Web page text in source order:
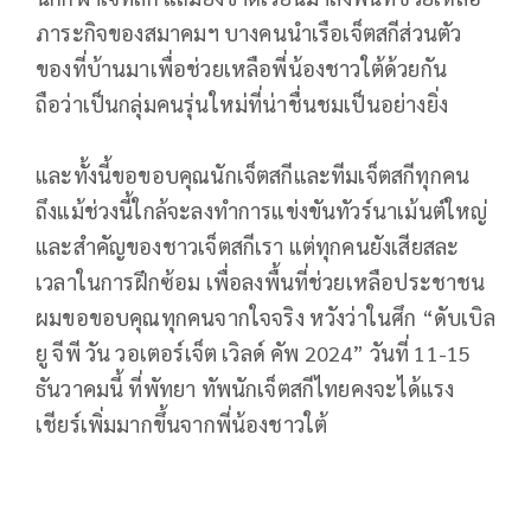
ภาระกิจของสมาคมฯ บางคนนำเรือเจ็ตสกีส่วนตัว
ของที่บ้านมาเพื่อช่วยเหลือพี่น้องชาวใต้ด้วยกัน
ถือว่าเป็นกลุ่มคนรุ่นใหม่ที่น่าชื่นชมเป็นอย่างยิ่ง
และทั้งนี้ขอขอบคุณนักเจ็ตสกีและทีมเจ็ตสกีทุกคน
ถึงแม้ช่วงนี้ใกล้จะลงทำการแข่งขันทัวร์นาเม้นต์ใหญ่
และสำคัญของชาวเจ็ตสกีเรา แต่ทุกคนยังเสียสละ
เวลาในการฝึกซ้อม เพื่อลงพื้นที่ช่วยเหลือประชาชน
ผมขอขอบคุณทุกคนจากใจจริง หวังว่าในศึก “ดับเบิล
ยู จีพี วัน วอเตอร์เจ็ต เวิลด์ คัพ 2024” วันที่ 11-15
ธันวาคมนี้ ที่พัทยา ทัพนักเจ็ตสกีไทยคงจะได้แรง
เชียร์เพิ่มมากขึ้นจากพี่น้องชาวใต้